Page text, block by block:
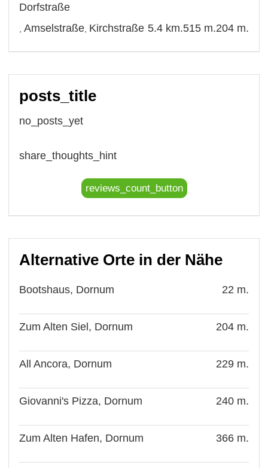
Dorfstraße
204 m.
,Amselstraße 515 m.
Kirchstraße 5.4 km.
posts_title
no_posts_yet
share_thoughts_hint
reviews_count_button
Alternative Orte in der Nähe
Bootshaus, Dornum 22 m.
Zum Alten Siel, Dornum 204 m.
All Ancora, Dornum 229 m.
Giovanni's Pizza, Dornum 240 m.
Zum Alten Hafen, Dornum 366 m.